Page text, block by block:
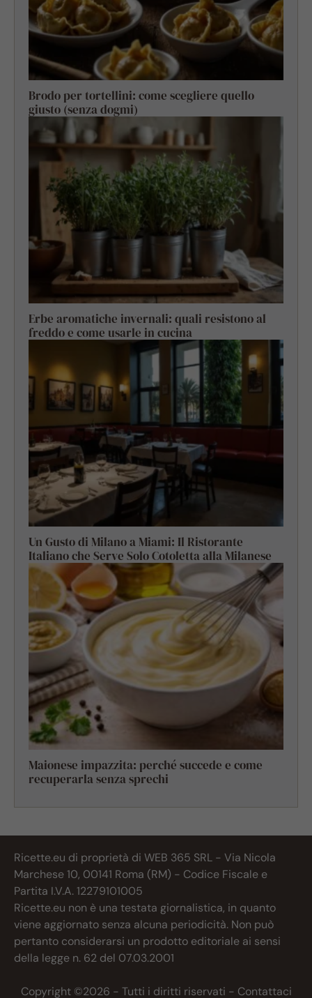
Brodo per tortellini: come scegliere quello
giusto (senza dogmi)
Erbe aromatiche invernali: quali resistono al
freddo e come usarle in cucina
Un Gusto di Milano a Miami: Il Ristorante
Italiano che Serve Solo Cotoletta alla Milanese
Maionese impazzita: perché succede e come
recuperarla senza sprechi
Ricette.eu di proprietà di WEB 365 SRL - Via Nicola
Marchese 10, 00141 Roma (RM) - Codice Fiscale e
Partita I.V.A. 12279101005
Ricette.eu non è una testata giornalistica, in quanto
viene aggiornato senza alcuna periodicità. Non può
pertanto considerarsi un prodotto editoriale ai sensi
della legge n. 62 del 07.03.2001
Copyright ©2026 - Tutti i diritti riservati - Contattaci